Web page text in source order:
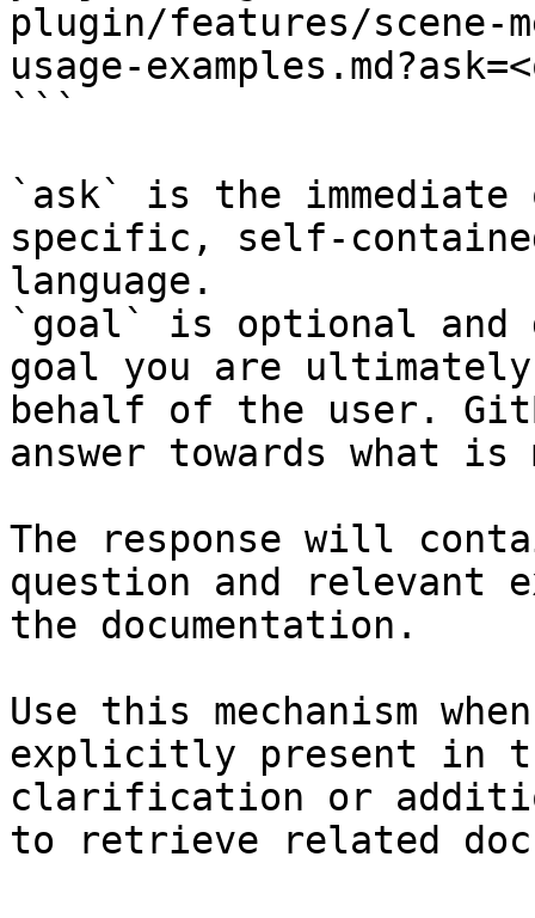
plugin/features/scene-
usage-
```
`ask` is the
specific, self-
language.
`goal` is optional and
goal you are
behalf of the user.
answer towards what
The response will
question and relevant
the documentation.
Use this mechanism
explicitly present in
clarification or